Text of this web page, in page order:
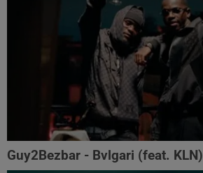
Guy2Bezbar - Bvlgari (feat. KLN)